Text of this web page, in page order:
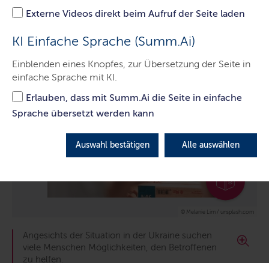
Externe Videos direkt beim Aufruf der Seite laden
KI Einfache Sprache (Summ.Ai)
Einblenden eines Knopfes, zur Übersetzung der Seite in
einfache Sprache mit KI.
Erlauben, dass mit Summ.Ai die Seite in einfache
Sprache übersetzt werden kann
Auswahl bestätigen Alle auswählen
betroffenen Menschen helfen können.
© Melanie Lim / unsplash.com
Angesichts der Situation in der Ukraine suchen
viele Menschen Möglichkeiten, den Betroffenen
zu helfen.